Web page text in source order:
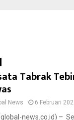
Tabrak
News 6 Februari
news.co.id) –